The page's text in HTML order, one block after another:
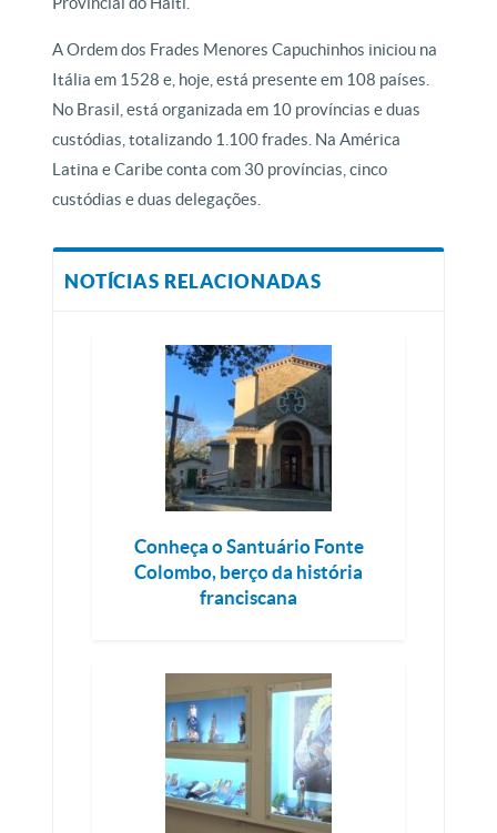
A Ordem dos Frades Menores Capuchinhos iniciou na
Itália em 1528 e, hoje, está presente em 108 países.
No Brasil, está organizada em 10 províncias e duas
custódias, totalizando 1.100 frades. Na América
Latina e Caribe conta com 30 províncias, cinco
custódias e duas delegações.
NOTÍCIAS RELACIONADAS
Conheça o Santuário Fonte
Colombo, berço da história
franciscana